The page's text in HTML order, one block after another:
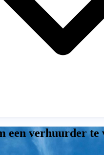
een verhuurder te